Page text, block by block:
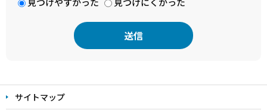
文
こ サイトマップ